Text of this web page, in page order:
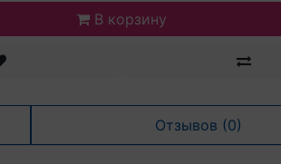
В корзину
Отзывов (0)